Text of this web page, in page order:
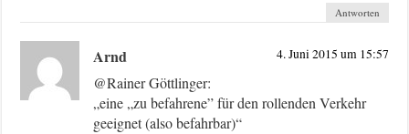
Antworten
Arnd 4. Juni 2015 um 15:57
@Rainer Göttlinger:
„eine „zu befahrene” für den rollenden Verkehr
geeignet (also befahrbar)“